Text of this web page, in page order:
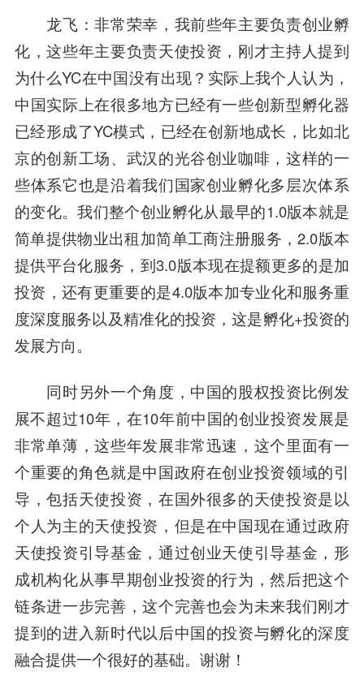
龙飞 ：非常荣幸，我前些年主要负责创业孵
化，这些年主要负责天使投资，刚才主持人提到
为什么YC在中国没有出现？实际上我个人认为，
中国实际上在很多地方已经有一些创新型孵化器
已经形成了YC模式，已经在创新地成长，比如北
京的创新工场、武汉的光谷创业咖啡，这样的一
些体系它也是沿着我们国家创业孵化多层次体系
的变化。我们整个创业孵化从最早的1.0版本就是
简单提供物业出租加简单工商注册服务，2.0版本
提供平台化服务，到3.0版本现在提额更多的是加
投资，还有更重要的是4.0版本加专业化和服务重
度深度服务以及精准化的投资，这是孵化+投资的
发展方向。
同时另外一个角度，中国的股权投资比例发
展不超过10年，在10年前中国的创业投资发展是
非常单薄，这些年发展非常迅速，这个里面有一
个重要的角色就是中国政府在创业投资领域的引
导，包括天使投资，在国外很多的天使投资是以
个人为主的天使投资，但是在中国现在通过政府
天使投资引导基金，通过创业天使引导基金，形
成机构化从事早期创业投资的行为，然后把这个
链条进一步完善，这个完善也会为未来我们刚才
提到的进入新时代以后中国的投资与孵化的深度
融合提供一个很好的基础。谢谢！